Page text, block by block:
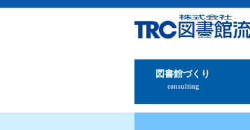
図書館づくり
consulting